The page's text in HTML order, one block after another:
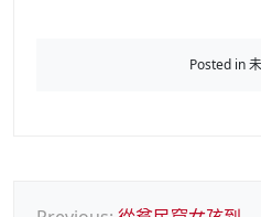
Posted in